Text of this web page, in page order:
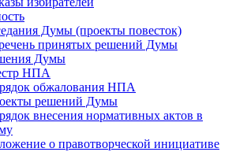
Думы (проекты повесток)
принятых решений Думы
Думы
НПА
обжалования НПА
решений Думы
внесения нормативных актов в
о правотворческой инициативе